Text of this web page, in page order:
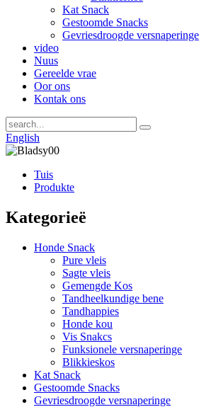
Kat Snack
Gestoomde Snacks
Gevriesdroogde versnaperinge
video
Nuus
Gereelde vrae
Oor ons
Kontak ons
English
Tuis
Produkte
Kategorieë
Honde Snack
Pure vleis
Sagte vleis
Gemengde Kos
Tandheelkundige bene
Tandhappies
Honde kou
Vis Snakcs
Funksionele versnaperinge
Blikkieskos
Kat Snack
Gestoomde Snacks
Gevriesdroogde versnaperinge